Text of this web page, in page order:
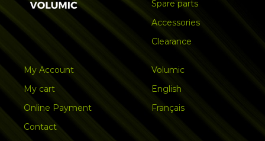
Spare parts
Accessories
Clearance
My Account
My cart
Online Payment
Contact
Volumic
English
Français